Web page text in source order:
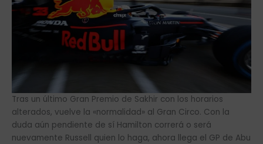
Tras un último Gran Premio de Sakhir con los horarios
alterados, vuelve la «normalidad» al Gran Circo. Con la
duda aún pendiente de sí Hamilton correrá o será
nuevamente Russell quien lo haga, ahora llega el GP de Abu